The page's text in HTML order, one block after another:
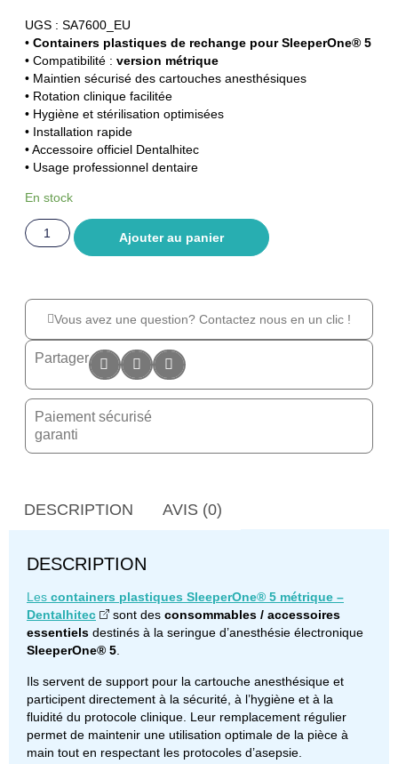
UGS : SA7600_EU
• Containers plastiques de rechange pour SleeperOne® 5
• Compatibilité : version métrique
• Maintien sécurisé des cartouches anesthésiques
• Rotation clinique facilitée
• Hygiène et stérilisation optimisées
• Installation rapide
• Accessoire officiel Dentalhitec
• Usage professionnel dentaire
En stock
Ajouter au panier
Vous avez une question? Contactez nous en un clic !
Partager
Paiement sécurisé
garanti
DESCRIPTION AVIS (0)
DESCRIPTION
Les containers plastiques SleeperOne® 5 métrique –
Dentalhitec
sont des consommables / accessoires
essentiels destinés à la seringue d’anesthésie électronique
SleeperOne® 5.
Ils servent de support pour la cartouche anesthésique et
participent directement à la sécurité, à l’hygiène et à la
fluidité du protocole clinique. Leur remplacement régulier
permet de maintenir une utilisation optimale de la pièce à
main tout en respectant les protocoles d’asepsie.